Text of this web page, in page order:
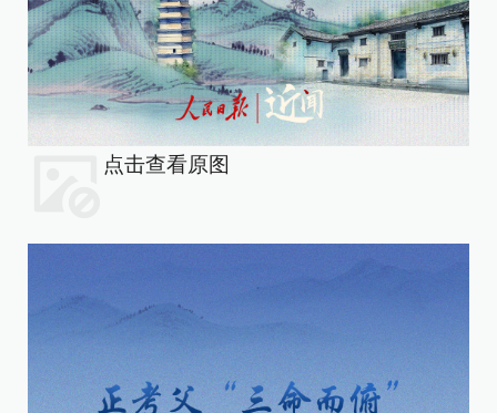
点击查看原图